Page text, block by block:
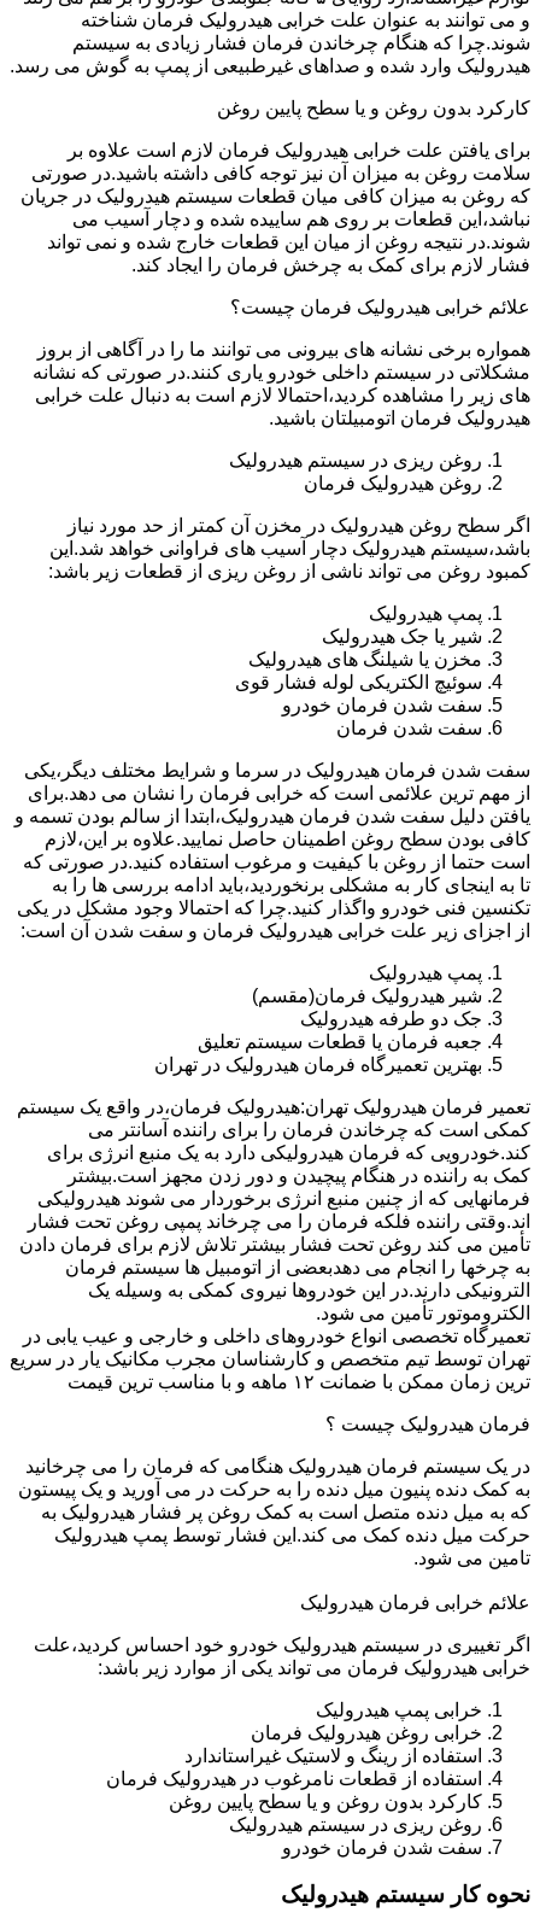
و می توانند به عنوان علت خرابی هیدرولیک فرمان شناخته
شوند.چرا که هنگام چرخاندن فرمان فشار زیادی به سیستم
هیدرولیک وارد شده و صداهای غیرطبیعی از پمپ به گوش می رسد.
کارکرد بدون روغن و یا سطح پایین روغن
برای یافتن علت خرابی هیدرولیک فرمان لازم است علاوه بر
سلامت روغن به میزان آن نیز توجه کافی داشته باشید.در صورتی
که روغن به میزان کافی میان قطعات سیستم هیدرولیک در جریان
نباشد،این قطعات بر روی هم ساییده شده و دچار آسیب می
شوند.در نتیجه روغن از میان این قطعات خارج شده و نمی تواند
فشار لازم برای کمک به چرخش فرمان را ایجاد کند.
علائم خرابی هیدرولیک فرمان چیست؟
همواره برخی نشانه های بیرونی می توانند ما را در آگاهی از بروز
مشکلاتی در سیستم داخلی خودرو یاری کنند.در صورتی که نشانه
های زیر را مشاهده کردید،احتمالا لازم است به دنبال علت خرابی
هیدرولیک فرمان اتومبیلتان باشید.
روغن ریزی در سیستم هیدرولیک
روغن هیدرولیک فرمان
اگر سطح روغن هیدرولیک در مخزن آن کمتر از حد مورد نیاز
باشد،سیستم هیدرولیک دچار آسیب های فراوانی خواهد شد.این
کمبود روغن می تواند ناشی از روغن ریزی از قطعات زیر باشد:
پمپ هیدرولیک
شیر یا جک هیدرولیک
مخزن یا شیلنگ های هیدرولیک
سوئیچ الکتریکی لوله فشار قوی
سفت شدن فرمان خودرو
سفت شدن فرمان
سفت شدن فرمان هیدرولیک در سرما و شرایط مختلف دیگر،یکی
از مهم ترین علائمی است که خرابی فرمان را نشان می دهد.برای
یافتن دلیل سفت شدن فرمان هیدرولیک،ابتدا از سالم بودن تسمه و
کافی بودن سطح روغن اطمینان حاصل نمایید.علاوه بر این،لازم
است حتما از روغن با کیفیت و مرغوب استفاده کنید.در صورتی که
تا به اینجای کار به مشکلی برنخوردید،باید ادامه بررسی ها را به
تکنسین فنی خودرو واگذار کنید.چرا که احتمالا وجود مشکل در یکی
از اجزای زیر علت خرابی هیدرولیک فرمان و سفت شدن آن است:
پمپ هیدرولیک
شیر هیدرولیک فرمان(مقسم)
جک دو طرفه هیدرولیک
جعبه فرمان یا قطعات سیستم تعلیق
بهترین تعمیرگاه فرمان هیدرولیک در تهران
تعمیر فرمان هیدرولیک تهران:هیدرولیک فرمان،در واقع یک سیستم
کمکی است که چرخاندن فرمان را برای راننده آسانتر می
کند.خودرویی که فرمان هیدرولیکی دارد به یک منبع انرژی برای
کمک به راننده در هنگام پیچیدن و دور زدن مجهز است.بیشتر
فرمانهایی که از چنین منبع انرژی برخوردار می شوند هیدرولیکی
اند.وقتی راننده فلکه فرمان را می چرخاند پمپی روغن تحت فشار
تأمین می کند روغن تحت فشار بیشتر تلاش لازم برای فرمان دادن
به چرخها را انجام می دهدبعضی از اتومبیل ها سیستم فرمان
الترونیکی دارند.در این خودروها نیروی کمکی به وسیله یک
الکتروموتور تأمین می شود.
تعمیرگاه تخصصی انواع خودروهای داخلی و خارجی و عیب یابی در
تهران توسط تیم متخصص و کارشناسان مجرب مکانیک یار در سریع
ترین زمان ممکن با ضمانت ۱۲ ماهه و با مناسب ترین قیمت
فرمان هیدرولیک چیست ؟
در یک سیستم فرمان هیدرولیک هنگامی که فرمان را می چرخانید
به کمک دنده پنیون میل دنده را به حرکت در می آورید و یک پیستون
که به میل دنده متصل است به کمک روغن پر فشار هیدرولیک به
حرکت میل دنده کمک می کند.این فشار توسط پمپ هیدرولیک
تامین می شود.
علائم خرابی فرمان هیدرولیک
اگر تغییری در سیستم هیدرولیک خودرو خود احساس کردید،علت
خرابی هیدرولیک فرمان می تواند یکی از موارد زیر باشد:
خرابی پمپ هیدرولیک
خرابی روغن هیدرولیک فرمان
استفاده از رینگ و لاستیک غیراستاندارد
استفاده از قطعات نامرغوب در هیدرولیک فرمان
کارکرد بدون روغن و یا سطح پایین روغن
روغن ریزی در سیستم هیدرولیک
سفت شدن فرمان خودرو
نحوه کار سیستم هیدرولیک